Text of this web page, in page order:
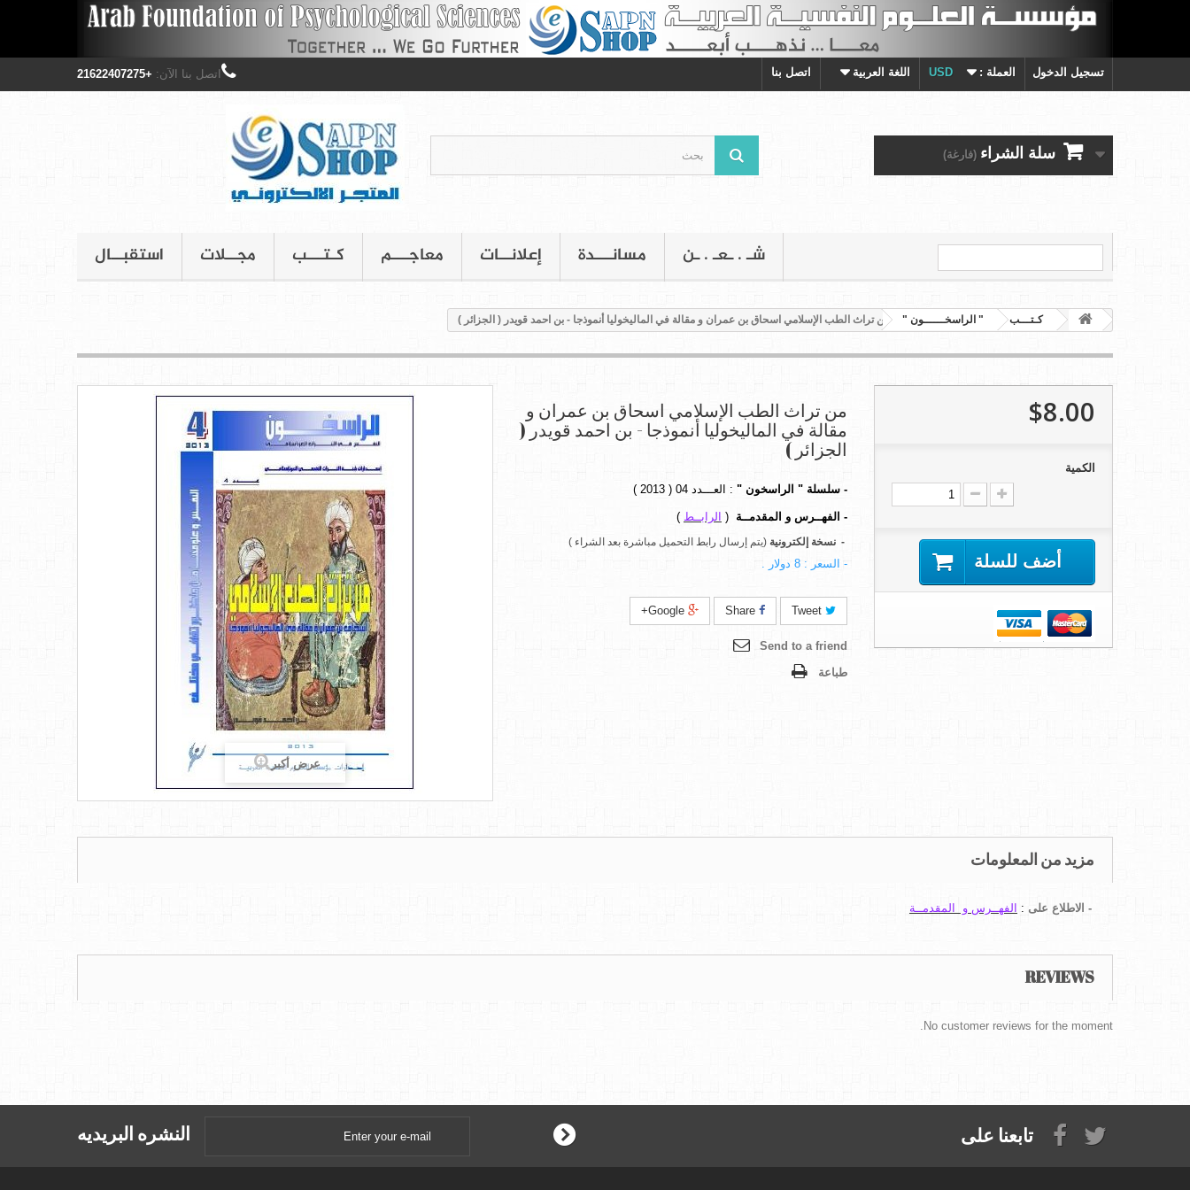
تسجيل الدخول العملة : USD اللغة العربية اتصل بنا اتصل بنا الآن: +21622407275
سلة الشراء (فارغة)
استقبــال مجــلات كـتـــب معاجـــم إعلانــات مسانـــدة شـ . ـعـ . ـن
كـتـــب " الراسخــــــون " من تراث الطب الإسلامي اسحاق بن عمران و مقالة في الماليخوليا أنموذجا - بن احمد قويدر ( الجزائر )
عرض أكبر
من تراث الطب الإسلامي اسحاق بن عمران و
مقالة في الماليخوليا أنموذجا - بن احمد قويدر (
الجزائر )
- سلسلة " الراسخون " : العـــدد 04 ( 2013 )
- الفهــرس و المقدمــة ( الرابــط )
-نسخة إلكترونية (يتم إرسال رابط التحميل مباشرة بعد الشراء )
- السعر : 8 دولار .
Tweet
Share
Google+
Send to a friend
طباعة
$8.00
الكمية
أضف للسلة
مزيد من المعلومات
- الاطلاع على : الفهــرس و المقدمــة
REVIEWS
No customer reviews for the moment.
النشره البريديه تابعنا على